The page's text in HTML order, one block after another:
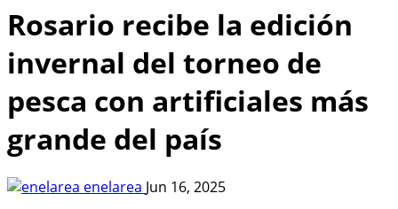
Rosario recibe la edición
invernal del torneo de
pesca con artificiales más
grande del país
enelarea Jun 16, 2025